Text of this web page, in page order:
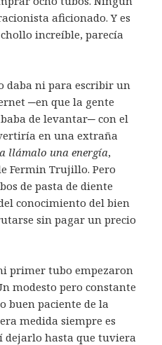
aficionado. Y es
increíble, parecía
daba ni para escribir un
─en que la gente
de levantar─ con el
en una extraña
llámalo una energía,
Fermin Trujillo. Pero
de pasta de diente
conocimiento del bien
sin pagar un precio
primer tubo empezaron
modesto pero constante
buen paciente de la
medida siempre es
dejarlo hasta que tuviera